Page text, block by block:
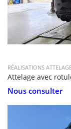
RÉALISATIONS
Attelage avec
Nous consulter